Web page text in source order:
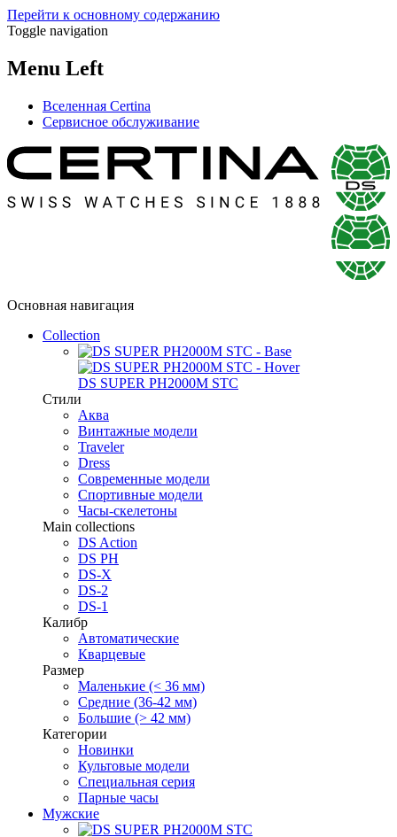
Перейти к основному содержанию
Toggle navigation
Menu Left
Вселенная Certina
Сервисное обслуживание
Основная навигация
Collection
DS SUPER PH2000M STC
Стили
Аква
Винтажные модели
Traveler
Dress
Современные модели
Спортивные модели
Часы-скелетоны
Main collections
DS Action
DS PH
DS-X
DS-2
DS-1
Калибр
Автоматические
Кварцевые
Размер
Маленькие (< 36 мм)
Средние (36-42 мм)
Большие (> 42 мм)
Категории
Новинки
Культовые модели
Специальная серия
Парные часы
Мужские